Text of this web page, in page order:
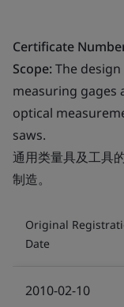
Certificate
Scope:The
measuring gages
optical
saws.
通用类量具及工具
制造。
Original
Date
2010-02-10